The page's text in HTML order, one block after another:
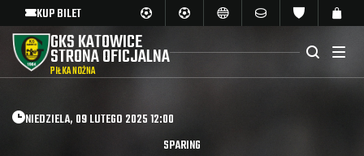
KUP BILET
GKS KATOWICE
STRONA OFICJALNA
PIŁKA NOŻNA
NIEDZIELA, 09 LUTEGO 2025 12:00
SPARING